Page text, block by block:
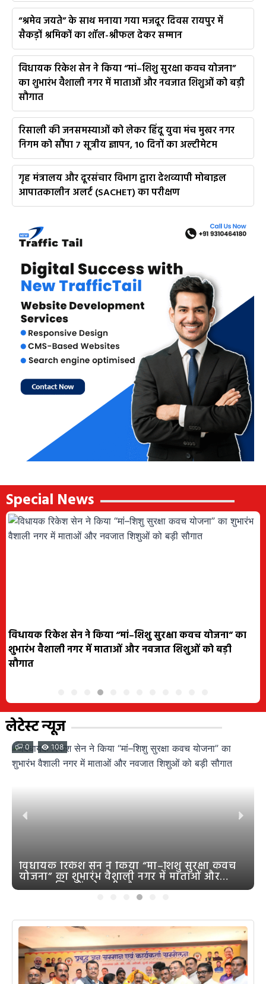
“श्रमेव जयते” के साथ मनाया गया मजदूर दिवस रायपुर में
सैकड़ों श्रमिकों का शॉल-श्रीफल देकर सम्मान
विधायक रिकेश सेन ने किया “मां–शिशु सुरक्षा कवच योजना”
का शुभारंभ वैशाली नगर में माताओं और नवजात शिशुओं को बड़ी
सौगात
रिसाली की जनसमस्याओं को लेकर हिंदू युवा मंच मुखर नगर
निगम को सौंपा 7 सूत्रीय ज्ञापन, 10 दिनों का अल्टीमेटम
गृह मंत्रालय और दूरसंचार विभाग द्वारा देशव्यापी मोबाइल
आपातकालीन अलर्ट (SACHET) का परीक्षण
Special News
विधायक रिकेश सेन ने किया “मां–शिशु सुरक्षा कवच योजना” का
शुभारंभ वैशाली नगर में माताओं और नवजात शिशुओं को बड़ी
सौगात
लेटेस्ट न्यूज
0 108
विधायक रिकेश सेन ने किया “मां–शिशु सुरक्षा कवच
योजना” का शुभारंभ वैशाली नगर में माताओं और
नवजात शिशुओं को बड़ी सौगात